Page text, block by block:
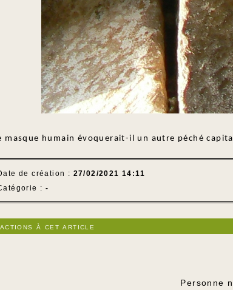
masque humain évoquerait-il un autre péché
de création : 27/02/2021 14:11
: -
à cet article
Personne